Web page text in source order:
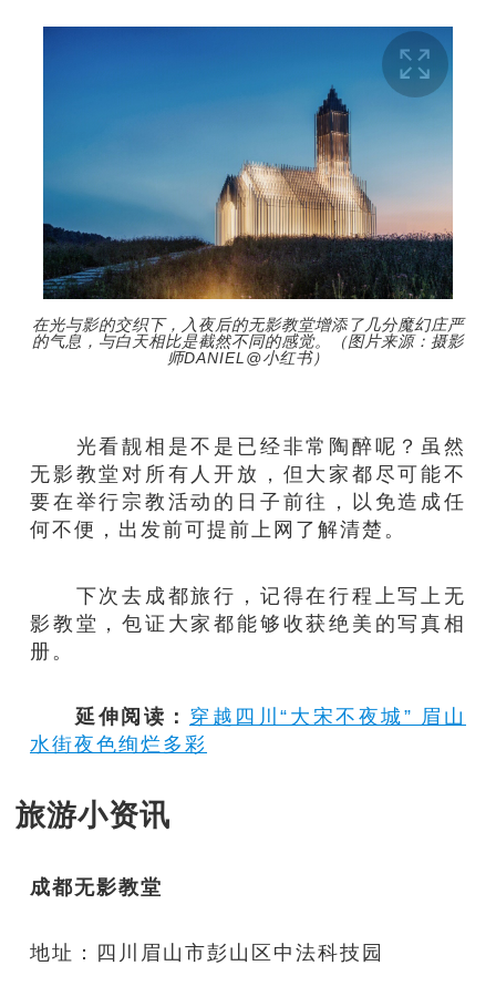
在光与影的交织下，入夜后的无影教堂增添了几分魔幻庄严
的气息，与白天相比是截然不同的感觉。（图片来源：摄影
师DANIEL@小红书）
光看靓相是不是已经非常陶醉呢？虽然
无影教堂对所有人开放，但大家都尽可能不
要在举行宗教活动的日子前往，以免造成任
何不便，出发前可提前上网了解清楚。
下次去成都旅行，记得在行程上写上无
影教堂，包证大家都能够收获绝美的写真相
册。
延伸阅读： 穿越四川“大宋不夜城” 眉山
水街夜色绚烂多彩
旅游小资讯
成都无影教堂
地址：四川眉山市彭山区中法科技园